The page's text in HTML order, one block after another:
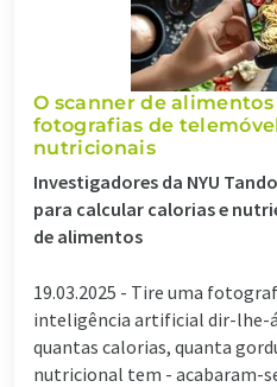
O scanner de
fotografias de
nutricionais
Investigadores da NYU
para calcular calorias e
de alimentos
19.03.2025 - Tire uma
inteligência artificial dir-lhe-
quantas calorias, quanta
nutricional tem - acabaram-